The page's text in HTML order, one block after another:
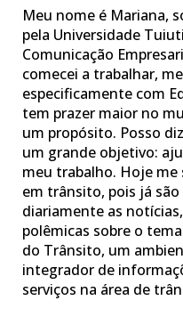
Meu nome é Mariana,
pela Universidade
Comunicação
comecei a trabalhar,
especificamente com
tem prazer maior no
um propósito. Posso
um grande objetivo:
meu trabalho. Hoje
em trânsito, pois já
diariamente as
polêmicas sobre o
do Trânsito, um
integrador de
serviços na área de